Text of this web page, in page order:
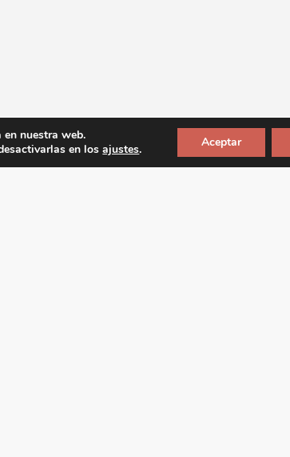
nuestra web.
en losajustes. Aceptar